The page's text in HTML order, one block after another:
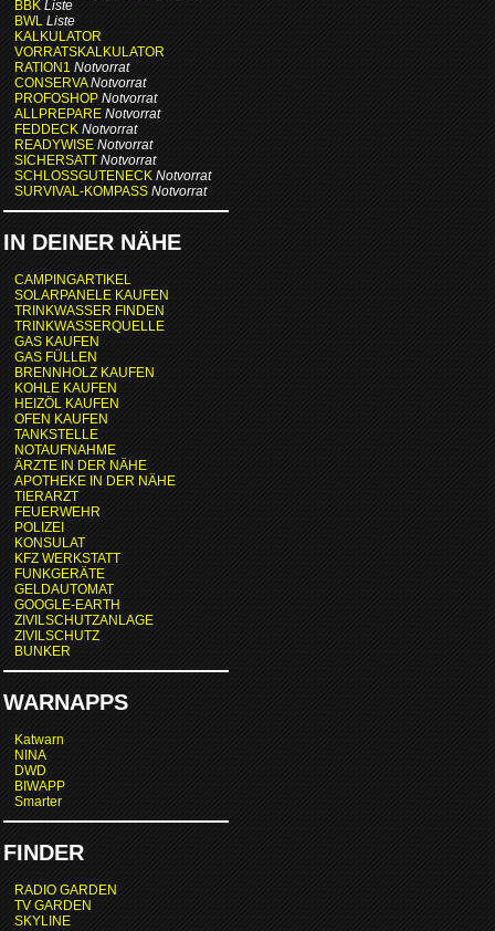
BBK Liste
BWL Liste
KALKULATOR
VORRATSKALKULATOR
RATION1 Notvorrat
CONSERVA Notvorrat
PROFOSHOP Notvorrat
ALLPREPARE Notvorrat
FEDDECK Notvorrat
READYWISE Notvorrat
SICHERSATT Notvorrat
SCHLOSSGUTENECK Notvorrat
SURVIVAL-KOMPASS Notvorrat
IN DEINER NÄHE
CAMPINGARTIKEL
SOLARPANELE KAUFEN
TRINKWASSER FINDEN
TRINKWASSERQUELLE
GAS KAUFEN
GAS FÜLLEN
BRENNHOLZ KAUFEN
KOHLE KAUFEN
HEIZÖL KAUFEN
OFEN KAUFEN
TANKSTELLE
NOTAUFNAHME
ÄRZTE IN DER NÄHE
APOTHEKE IN DER NÄHE
TIERARZT
FEUERWEHR
POLIZEI
KONSULAT
KFZ WERKSTATT
FUNKGERÄTE
GELDAUTOMAT
GOOGLE-EARTH
ZIVILSCHUTZANLAGE
ZIVILSCHUTZ
BUNKER
WARNAPPS
Katwarn
NINA
DWD
BIWAPP
Smarter
FINDER
RADIO GARDEN
TV GARDEN
SKYLINE